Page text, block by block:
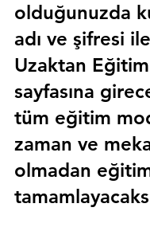
olduğunuzda
adı ve şifresi ile
Uzaktan Eğitim
sayfasına
tüm eğitim
zaman ve
olmadan